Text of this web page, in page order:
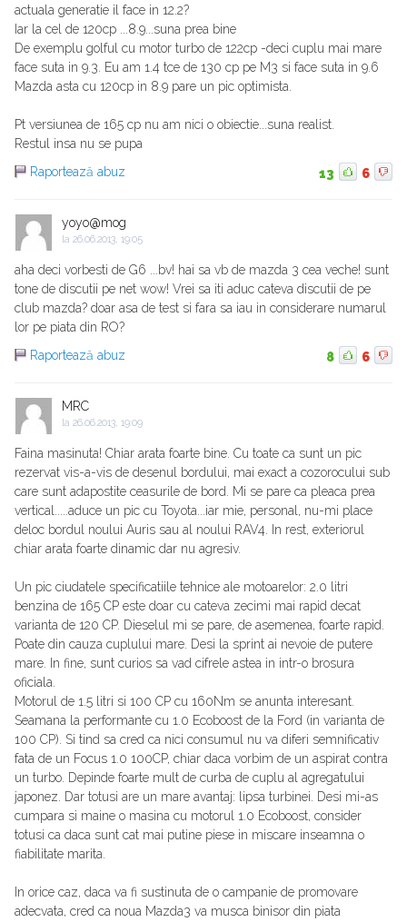
actuala generatie il face in 12.2?
Iar la cel de 120cp ...8.9...suna prea bine
De exemplu golful cu motor turbo de 122cp -deci cuplu mai mare
face suta in 9.3. Eu am 1.4 tce de 130 cp pe M3 si face suta in 9.6
Mazda asta cu 120cp in 8.9 pare un pic optimista.
Pt versiunea de 165 cp nu am nici o obiectie...suna realist.
Restul insa nu se pupa
Raportează abuz
13 6
yoyo@mog
la 26.06.2013, 19:05
aha deci vorbesti de G6 ...bv! hai sa vb de mazda 3 cea veche! sunt
tone de discutii pe net wow! Vrei sa iti aduc cateva discutii de pe
club mazda? doar asa de test si fara sa iau in considerare numarul
lor pe piata din RO?
Raportează abuz
8 6
MRC
la 26.06.2013, 19:09
Faina masinuta! Chiar arata foarte bine. Cu toate ca sunt un pic
rezervat vis-a-vis de desenul bordului, mai exact a cozorocului sub
care sunt adapostite ceasurile de bord. Mi se pare ca pleaca prea
vertical.....aduce un pic cu Toyota...iar mie, personal, nu-mi place
deloc bordul noului Auris sau al noului RAV4. In rest, exteriorul
chiar arata foarte dinamic dar nu agresiv.
Un pic ciudatele specificatiile tehnice ale motoarelor: 2.0 litri
benzina de 165 CP este doar cu cateva zecimi mai rapid decat
varianta de 120 CP. Dieselul mi se pare, de asemenea, foarte rapid.
Poate din cauza cuplului mare. Desi la sprint ai nevoie de putere
mare. In fine, sunt curios sa vad cifrele astea in intr-o brosura
oficiala.
Motorul de 1.5 litri si 100 CP cu 160Nm se anunta interesant.
Seamana la performante cu 1.0 Ecoboost de la Ford (in varianta de
100 CP). Si tind sa cred ca nici consumul nu va diferi semnificativ
fata de un Focus 1.0 100CP, chiar daca vorbim de un aspirat contra
un turbo. Depinde foarte mult de curba de cuplu al agregatului
japonez. Dar totusi are un mare avantaj: lipsa turbinei. Desi mi-as
cumpara si maine o masina cu motorul 1.0 Ecoboost, consider
totusi ca daca sunt cat mai putine piese in miscare inseamna o
fiabilitate marita.
In orice caz, daca va fi sustinuta de o campanie de promovare
adecvata, cred ca noua Mazda3 va musca binisor din piata